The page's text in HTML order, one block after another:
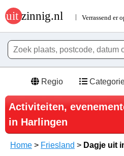
Regio
Activiteiten,
in Harlingen
Home > Friesland > Dagje uit